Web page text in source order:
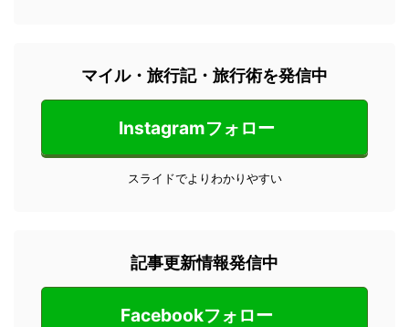
マイル・旅行記・旅行術を発信中
Instagramフォロー
スライドでよりわかりやすい
記事更新情報発信中
Facebookフォロー